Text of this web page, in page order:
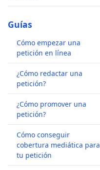
Guías
Cómo empezar una
petición en línea
¿Cómo redactar una
petición?
¿Cómo promover una
petición?
Cómo conseguir
cobertura mediática para
tu petición